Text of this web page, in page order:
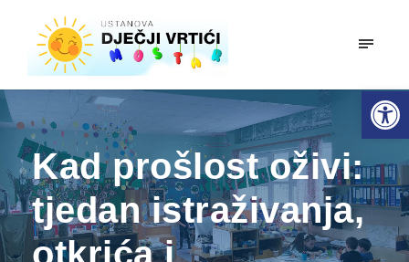
Open toolbar
Kad prošlost oživi:
tjedan istraživanja,